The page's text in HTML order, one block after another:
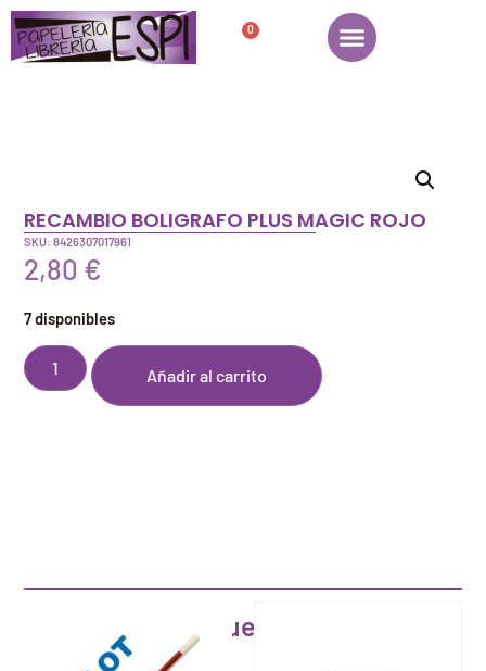
0
RECAMBIO BOLIGRAFO PLUS MAGIC ROJO
SKU: 8426307017961
2,80 €
7 disponibles
Añadir al carrito
Artículos que pueden interesarte